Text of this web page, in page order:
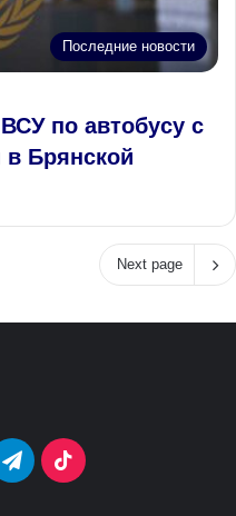
Последние новости
по автобусу с
в Брянской
Next page
TelegramTikTok